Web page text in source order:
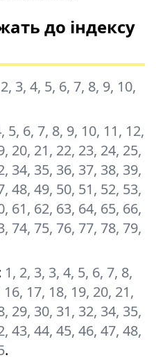
до індексу
3, 4, 5, 6, 7, 8, 9, 10,
5, 6, 7, 8, 9, 10, 11, 12,
20, 21, 22, 23, 24, 25,
34, 35, 36, 37, 38, 39,
48, 49, 50, 51, 52, 53,
61, 62, 63, 64, 65, 66,
74, 75, 76, 77, 78, 79,
1, 2, 3, 3, 4, 5, 6, 7, 8,
17, 18, 19, 20, 21,
29, 30, 31, 32, 34, 35,
43, 44, 45, 46, 47, 48,
.